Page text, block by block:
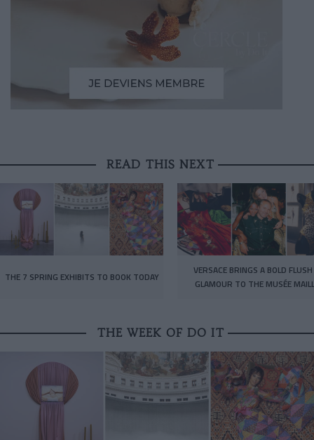
READ THIS NEXT
THE 7 SPRING EXHIBITS TO BOOK TODAY
VERSACE BRINGS A BOLD
GLAMOUR TO THE MUSÉE
THE WEEK OF DO IT